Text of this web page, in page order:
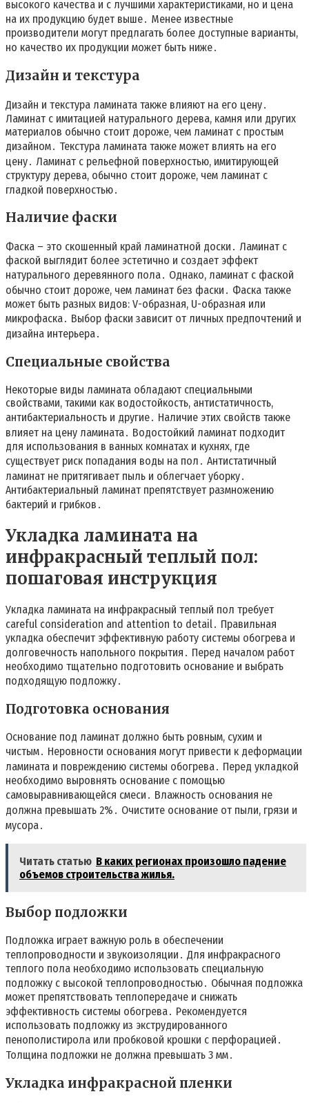
высокого качества и с лучшими характеристиками, но и цена
на их продукцию будет выше․ Менее известные
производители могут предлагать более доступные варианты,
но качество их продукции может быть ниже․
Дизайн и текстура
Дизайн и текстура ламината также влияют на его цену․
Ламинат с имитацией натурального дерева, камня или других
материалов обычно стоит дороже, чем ламинат с простым
дизайном․ Текстура ламината также может влиять на его
цену․ Ламинат с рельефной поверхностью, имитирующей
структуру дерева, обычно стоит дороже, чем ламинат с
гладкой поверхностью․
Наличие фаски
Фаска – это скошенный край ламинатной доски․ Ламинат с
фаской выглядит более эстетично и создает эффект
натурального деревянного пола․ Однако, ламинат с фаской
обычно стоит дороже, чем ламинат без фаски․ Фаска также
может быть разных видов: V-образная, U-образная или
микрофаска․ Выбор фаски зависит от личных предпочтений и
дизайна интерьера․
Специальные свойства
Некоторые виды ламината обладают специальными
свойствами, такими как водостойкость, антистатичность,
антибактериальность и другие․ Наличие этих свойств также
влияет на цену ламината․ Водостойкий ламинат подходит
для использования в ванных комнатах и кухнях, где
существует риск попадания воды на пол․ Антистатичный
ламинат не притягивает пыль и облегчает уборку․
Антибактериальный ламинат препятствует размножению
бактерий и грибков․
Укладка ламината на
инфракрасный теплый пол:
пошаговая инструкция
Укладка ламината на инфракрасный теплый пол требует
careful consideration and attention to detail․ Правильная
укладка обеспечит эффективную работу системы обогрева и
долговечность напольного покрытия․ Перед началом работ
необходимо тщательно подготовить основание и выбрать
подходящую подложку․
Подготовка основания
Основание под ламинат должно быть ровным, сухим и
чистым․ Неровности основания могут привести к деформации
ламината и повреждению системы обогрева․ Перед укладкой
необходимо выровнять основание с помощью
самовыравнивающейся смеси․ Влажность основания не
должна превышать 2%․ Очистите основание от пыли, грязи и
мусора․
Читать статью В каких регионах произошло падение
объемов строительства жилья.
Выбор подложки
Подложка играет важную роль в обеспечении
теплопроводности и звукоизоляции․ Для инфракрасного
теплого пола необходимо использовать специальную
подложку с высокой теплопроводностью․ Обычная подложка
может препятствовать теплопередаче и снижать
эффективность системы обогрева․ Рекомендуется
использовать подложку из экструдированного
пенополистирола или пробковой крошки с перфорацией․
Толщина подложки не должна превышать 3 мм․
Укладка инфракрасной пленки